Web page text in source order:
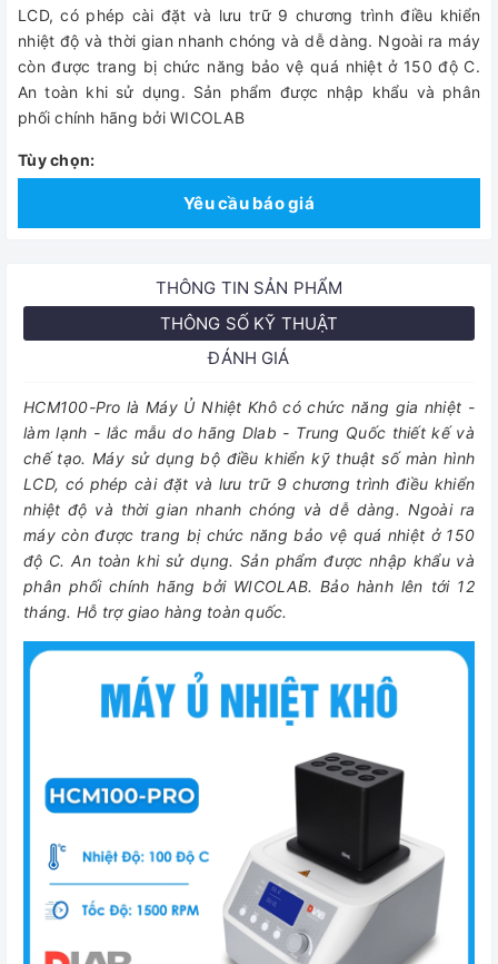
LCD, có phép cài đặt và lưu trữ 9 chương trình điều khiển
nhiệt độ và thời gian nhanh chóng và dễ dàng. Ngoài ra máy
còn được trang bị chức năng bảo vệ quá nhiệt ở 150 độ C.
An toàn khi sử dụng. Sản phẩm được nhập khẩu và phân
phối chính hãng bởi WICOLAB
Tùy chọn:
Yêu cầu báo giá
THÔNG TIN SẢN PHẨM
THÔNG SỐ KỸ THUẬT
ĐÁNH GIÁ
HCM100-Pro là Máy Ủ Nhiệt Khô có chức năng gia nhiệt -
làm lạnh - lắc mẫu do hãng Dlab - Trung Quốc thiết kế và
chế tạo. Máy sử dụng bộ điều khiển kỹ thuật số màn hình
LCD, có phép cài đặt và lưu trữ 9 chương trình điều khiển
nhiệt độ và thời gian nhanh chóng và dễ dàng. Ngoài ra
máy còn được trang bị chức năng bảo vệ quá nhiệt ở 150
độ C. An toàn khi sử dụng. Sản phẩm được nhập khẩu và
phân phối chính hãng bởi WICOLAB. Bảo hành lên tới 12
tháng. Hỗ trợ giao hàng toàn quốc.